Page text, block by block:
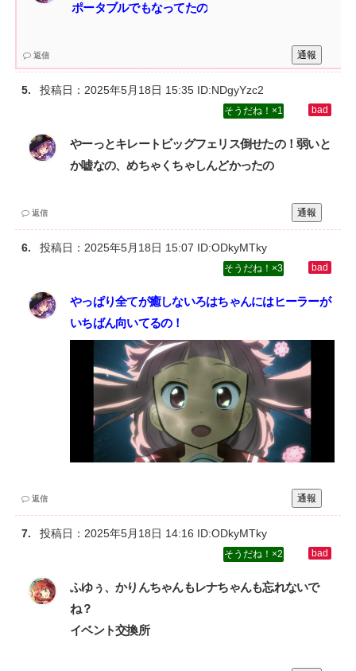
ポータブルでもなってたの
通報
返信
投稿日： 2025年5月18日 15:35 ID:NDgyYzc2
1
やーっとキレートビッグフェリス倒せたの！弱いと
か嘘なの、めちゃくちゃしんどかったの
通報
返信
投稿日： 2025年5月18日 15:07 ID:ODkyMTky
3
やっぱり全てが癒しないろはちゃんにはヒーラーが
いちばん向いてるの！
通報
返信
投稿日：2025年5月18日 14:16 ID:ODkyMTky
2
ふゆぅ、かりんちゃんもレナちゃんも忘れないで
ね？‌
イベント交換所